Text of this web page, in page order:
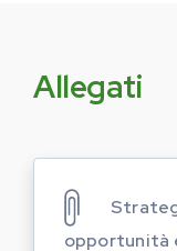
Allegati
opportunità